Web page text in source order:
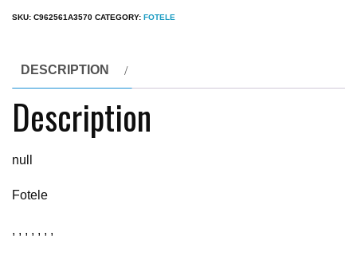
SKU: C962561A3570 CATEGORY: FOTELE
DESCRIPTION
Description
null
Fotele
, , , , , , ,